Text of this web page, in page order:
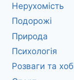
Нерухомість
Подорожі
Природа
Психологія
Розваги та